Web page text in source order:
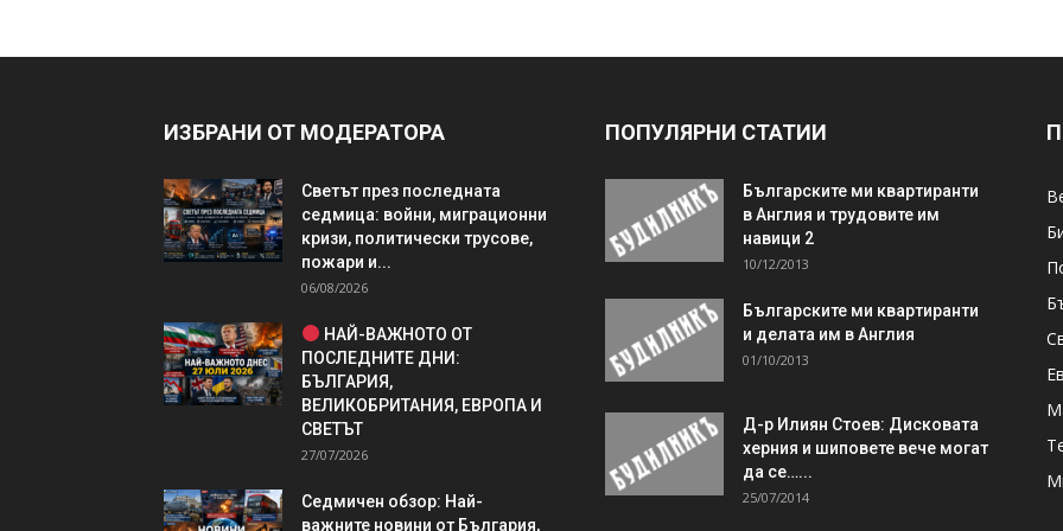
ИЗБРАНИ ОТ МОДЕРАТОРА
Светът през последната
седмица: войни, миграционни
кризи, политически трусове,
пожари и...
06/08/2026
НАЙ-ВАЖНОТО ОТ
ПОСЛЕДНИТЕ ДНИ:
БЪЛГАРИЯ,
ВЕЛИКОБРИТАНИЯ, ЕВРОПА И
СВЕТЪТ
27/07/2026
Седмичен обзор: Най-
важните новини от България,
ПОПУЛЯРНИ СТАТИИ
Българските ми квартиранти
в Англия и трудовите им
навици 2
10/12/2013
Българските ми квартиранти
и делата им в Англия
01/10/2013
Д-р Илиян Стоев: Дисковата
херния и шиповете вече могат
да се…...
25/07/2014